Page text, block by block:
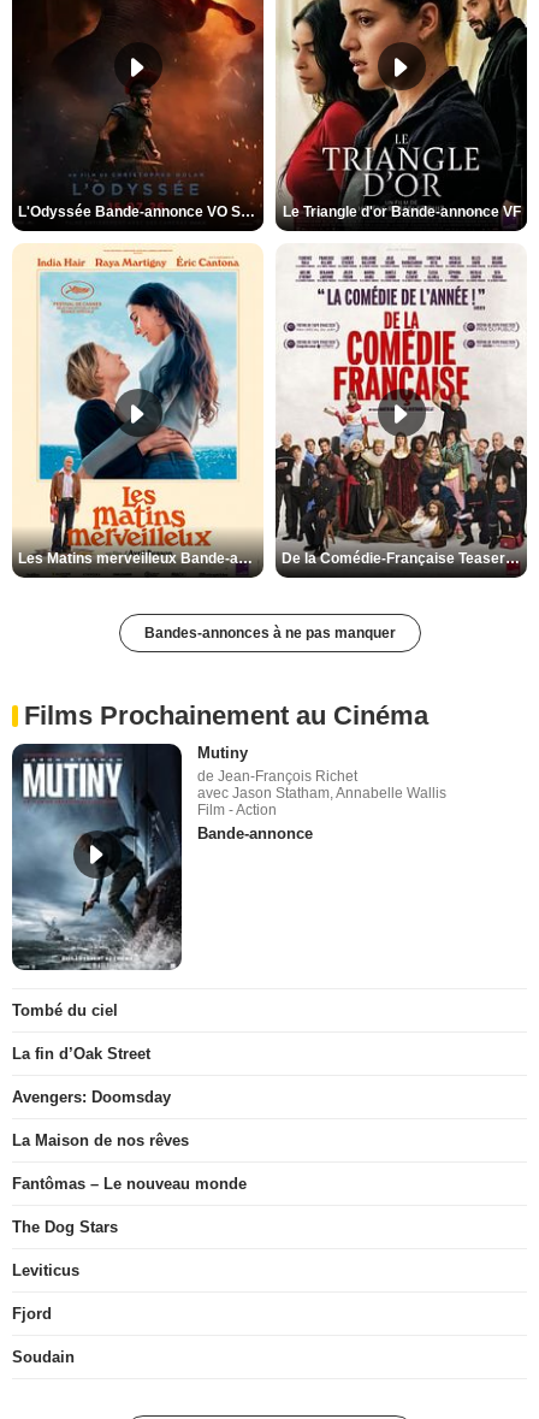
L'Odyssée Bande-annonce VO STFR Le Triangle d'or Bande-annonce VF
Les Matins merveilleux Bande-annonce VF De la Comédie-Française Teaser VF
Bandes-annonces à ne pas manquer
Films Prochainement au Cinéma
Mutiny
de Jean-François Richet
avec Jason Statham, Annabelle Wallis
Film - Action
Bande-annonce
Tombé du ciel
La fin d’Oak Street
Avengers: Doomsday
La Maison de nos rêves
Fantômas – Le nouveau monde
The Dog Stars
Leviticus
Fjord
Soudain